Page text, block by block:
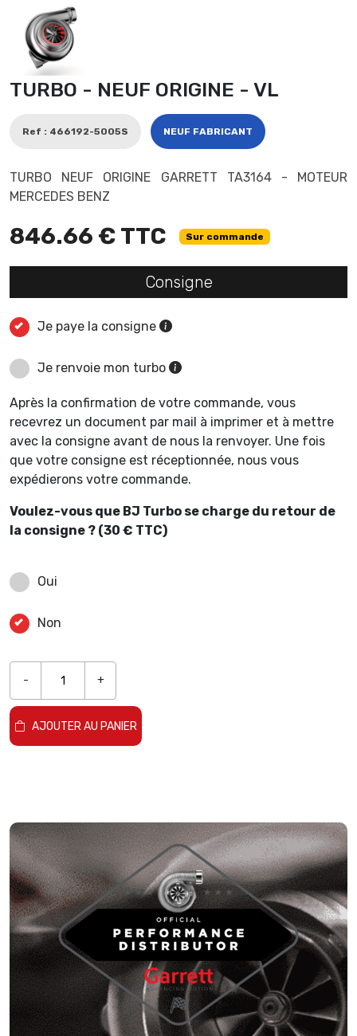
TURBO - NEUF ORIGINE - VL
Ref : 466192-5005S NEUF FABRICANT
TURBO NEUF ORIGINE GARRETT TA3164 - MOTEUR
MERCEDES BENZ
846.66 € TTC Sur commande
Consigne
Je paye la consigne
Je renvoie mon turbo
Après la confirmation de votre commande, vous
recevrez un document par mail à imprimer et à mettre
avec la consigne avant de nous la renvoyer. Une fois
que votre consigne est réceptionnée, nous vous
expédierons votre commande.
Voulez-vous que BJ Turbo se charge du retour de
la consigne ? (30 € TTC)
Oui
Non
- +
AJOUTER AU PANIER